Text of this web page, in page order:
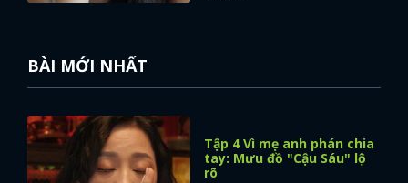
BÀI MỚI NHẤT
Tập 4 Vì mẹ anh phán chia
tay: Mưu đồ "Cậu Sáu" lộ
rõ